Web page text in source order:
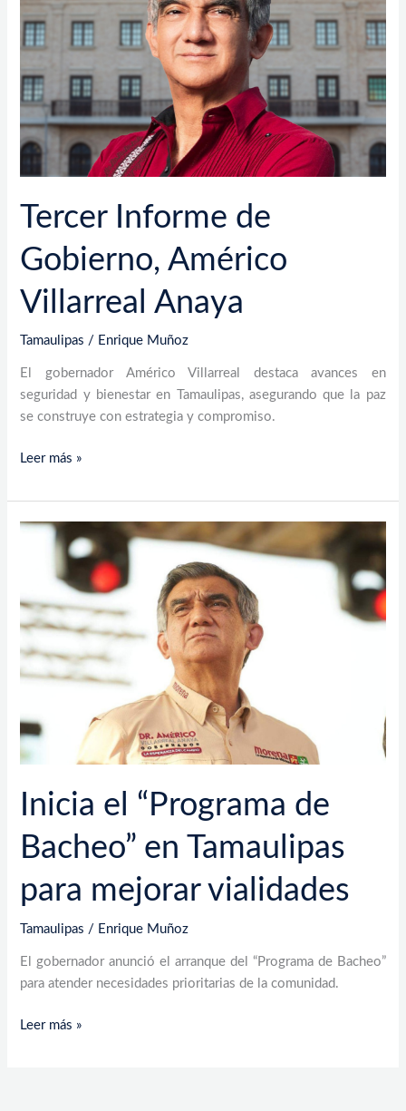
Tercer Informe de
Gobierno, Américo
Villarreal Anaya
Tamaulipas / Enrique Muñoz
El gobernador Américo Villarreal destaca avances en
seguridad y bienestar en Tamaulipas, asegurando que la paz
se construye con estrategia y compromiso.
Gobierno,
Américo
Villarreal
Anaya
Leer más »
Inicia el “Programa de
Bacheo” en Tamaulipas
para mejorar vialidades
Tamaulipas / Enrique Muñoz
El gobernador anunció el arranque del “Programa de Bacheo”
para atender necesidades prioritarias de la comunidad.
Inicia
“Programa
Bacheo”
Tamaulipas
para
vialidades
Leer más »